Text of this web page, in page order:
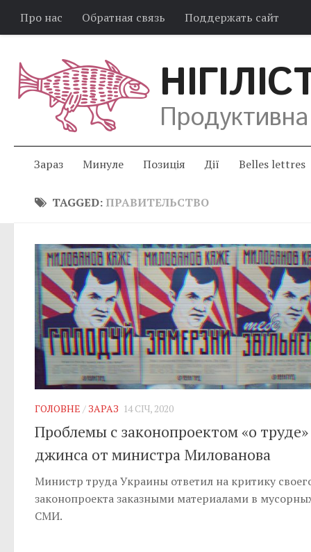
Про нас Обратная связь Поддержать сайт
Зараз Минуле Позиція Дії Belles lettres
TAGGED: ПРАВИТЕЛЬСТВО
ГОЛОВНЕ / ЗАРАЗ 14 СІЧ, 2020
Проблемы с законопроектом «о
джинса от министра Милованова
Министр труда Украины ответил на критику
законопроекта заказными материалами в
СМИ.